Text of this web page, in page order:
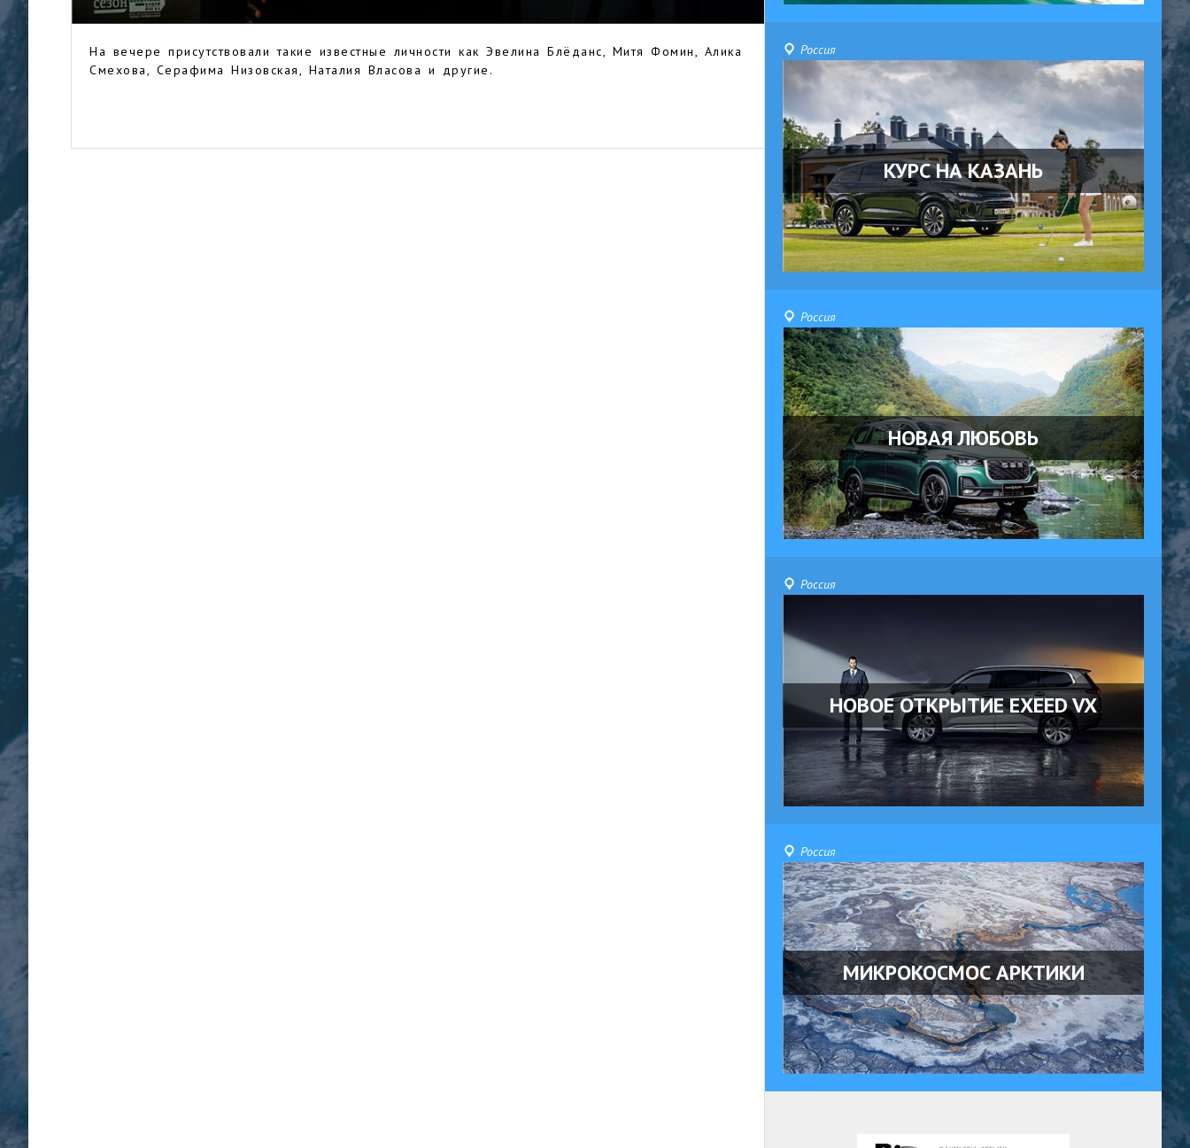
На вечере присутствовали такие известные личности как Эвелина Блёданс, Митя Фомин, Алика
Смехова, Серафима Низовская, Наталия Власова и другие.
Россия
КУРС НА КАЗАНЬ
Россия
НОВАЯ ЛЮБОВЬ
Россия
НОВОЕ ОТКРЫТИЕ EXEED VX
Россия
МИКРОКОСМОС АРКТИКИ